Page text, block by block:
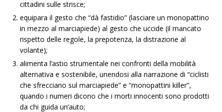
cittadini sulle strisce;
equipara il gesto che “dà fastidio” (lasciare un monopattino
in mezzo al marciapiede) al gesto che uccide (il mancato
rispetto delle regole, la prepotenza, la distrazione al
volante);
alimenta l’astio strumentale nei confronti della mobilità
alternativa e sostenibile, unendosi alla narrazione di “ciclisti
che sfrecciano sul marciapiede” e “monopattini killer”,
quando i numeri dicono che i morti innocenti sono prodotti
da chi guida un’auto;